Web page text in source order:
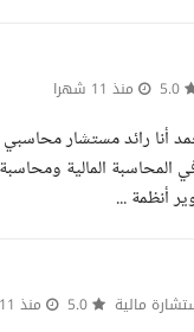
منذ 11 شهرا
أنا رائد مستشار
16 سنة في المحاسبة المالية
أنظمة ...
مالية منذ 11 شهرا